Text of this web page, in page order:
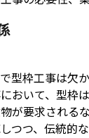
型枠工事は欠か
おいて、型枠
が要求される
つつ、伝統的